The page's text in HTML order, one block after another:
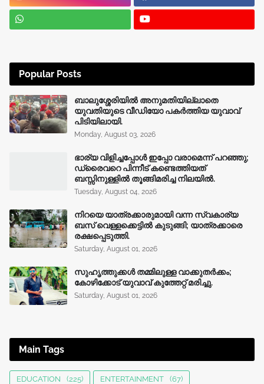
Popular Posts
ബാലുശ്ശേരിയിൽ അനുമതിയില്ലാതെ
യുവതിയുടെ വീഡിയോ പകർത്തിയ യുവാവ്
പിടിയിലായി.
Monday, August 03, 2026
ഭാര്യ വിളിച്ചപ്പോള്‍ ഇപ്പോ വരാമെന്ന് പറഞ്ഞു;
ഡ്രൈവറെ പിന്നീട് കണ്ടെത്തിയത്
ബസ്സിനുള്ളില്‍ തൂങ്ങിമരിച്ച നിലയിൽ.
Tuesday, August 04, 2026
നിറയെ യാത്രക്കാരുമായി വന്ന സ്വകാര്യ
ബസ് വെള്ളക്കെട്ടിൽ കുടുങ്ങി; യാത്രക്കാരെ
രക്ഷപ്പെടുത്തി.
Saturday, August 01, 2026
സുഹൃത്തുക്കൾ തമ്മിലുള്ള വാക്കുതർക്കം;
കോഴിക്കോട് യുവാവ് കുത്തേറ്റ് മരിച്ചു.
Saturday, August 01, 2026
Main Tags
EDUCATION (225) ENTERTAINMENT (67)